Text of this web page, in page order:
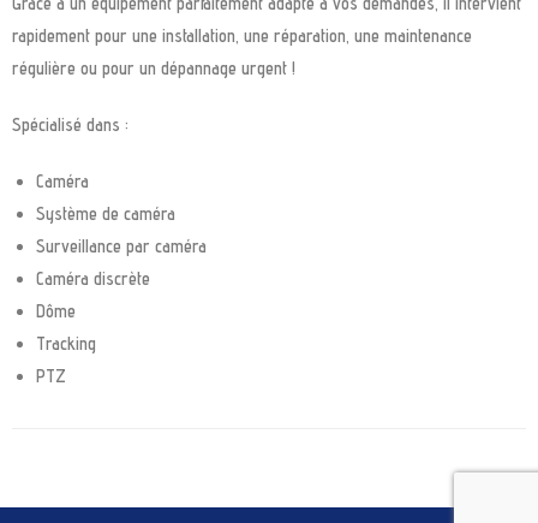
rapidement pour une installation, une réparation, une maintenance
régulière ou pour un dépannage urgent !
Spécialisé dans :
Caméra
Système de caméra
Surveillance par caméra
Caméra discrète
Dôme
Tracking
PTZ